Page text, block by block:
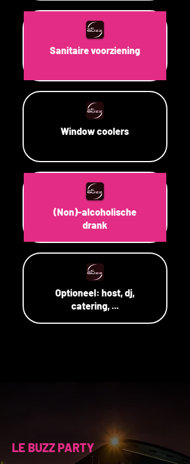
Sanitaire voorziening
Window coolers
(Non)-alcoholische
drank
Optioneel: host, dj,
catering, ...
LE BUZZ PARTY